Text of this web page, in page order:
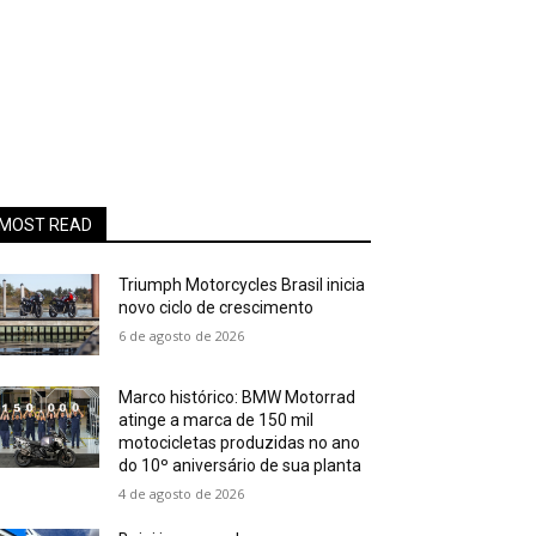
READ
Triumph Motorcycles Brasil inicia
novo ciclo de crescimento
6 de agosto de 2026
Marco histórico: BMW Motorrad
atinge a marca de 150 mil
motocicletas produzidas no ano
do 10º aniversário de sua planta
4 de agosto de 2026